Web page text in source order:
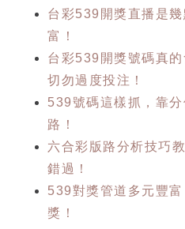
台彩539開獎直播是
富！
台彩539開獎號碼真
切勿過度投注！
539號碼這樣抓，靠
路！
六合彩版路分析技巧
錯過！
539對獎管道多元豐
獎！